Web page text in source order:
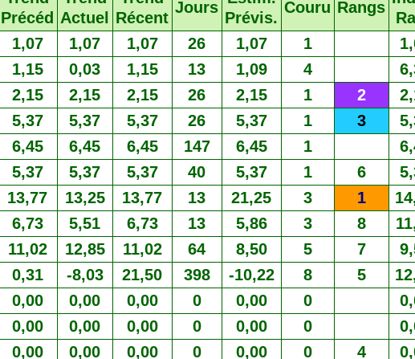
Précéd Actuel
Récent
Jours
Prévis.
Couru Rangs
1,07 1,07 1,07 26 1,07 1
1,15 0,03 1,15 13 1,09 4
2,15 2,15 2,15 26 2,15 1 2
5,37 5,37 5,37 26 5,37 1 3
6,45 6,45 6,45 147 6,45 1
5,37 5,37 5,37 40 5,37 1 6
13,77 13,25 13,77 13 21,25 3 1
6,73 5,51 6,73 13 5,86 3 8
11,02 12,85 11,02 64 8,50 5 7
0,31 -8,03 21,50 398 -10,22 8 5
0,00 0,00 0,00 0 0,00 0
0,00 0,00 0,00 0 0,00 0
0,00 0,00 0,00 0 0,00 0 4